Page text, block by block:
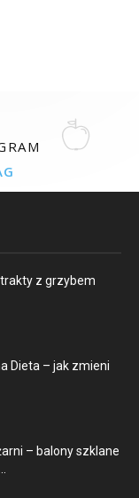
z grzybem
Dieta – jak zmieni
– balony szklane